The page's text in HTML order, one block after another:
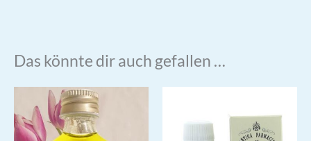
Das könnte dir auch gefallen …